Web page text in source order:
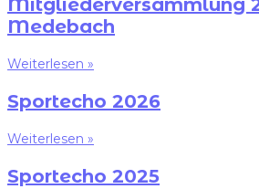
Mitgliederversammlung
Medebach
Weiterlesen »
Sportecho 2026
Weiterlesen »
Sportecho 2025